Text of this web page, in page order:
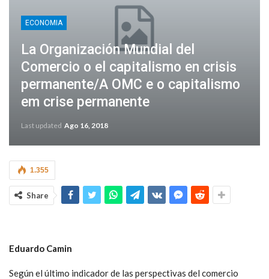
ECONOMIA
La Organización Mundial del
Comercio o el capitalismo en crisis
permanente/A OMC e o capitalismo
em crise permanente
Last updated Ago 16, 2018
1.355
Share
Eduardo Camin
Según el último indicador de las perspectivas del comercio